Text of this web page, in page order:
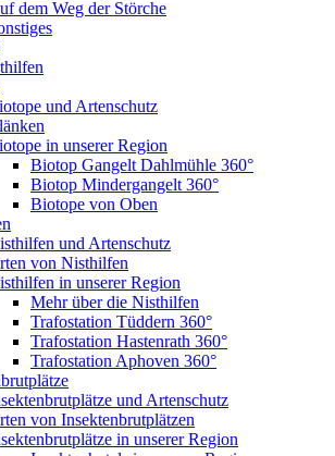
dem Weg der Störche
und Artenschutz
in unserer Region
Biotop Gangelt Dahlmühle 360°
Biotop Mindergangelt 360°
Biotope von Oben
und Artenschutz
von Nisthilfen
in unserer Region
Mehr über die Nisthilfen
Trafostation Tüddern 360°
Trafostation Hastenrath 360°
Trafostation Aphoven 360°
und Artenschutz
von Insektenbrutplätzen
in unserer Region